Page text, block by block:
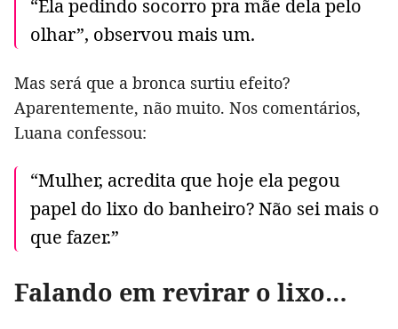
“Ela pedindo socorro pra mãe dela pelo
olhar”, observou mais um.
Mas será que a bronca surtiu efeito?
Aparentemente, não muito. Nos comentários,
Luana confessou:
“Mulher, acredita que hoje ela pegou
papel do lixo do banheiro? Não sei mais o
que fazer.”
Falando em revirar o lixo…